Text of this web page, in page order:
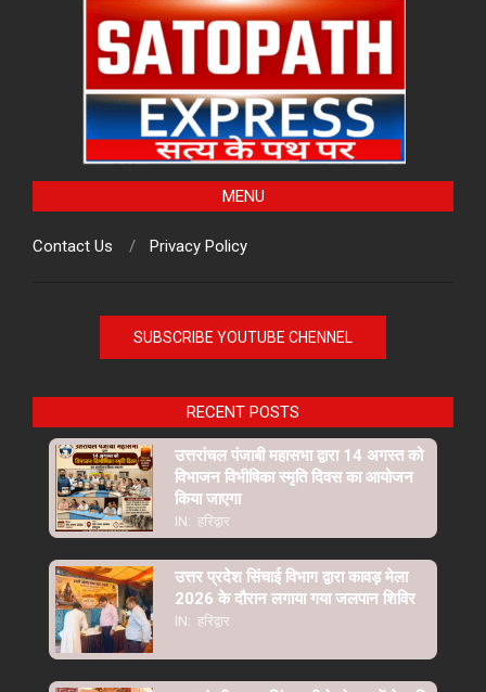
MENU
Contact Us Privacy Policy
SUBSCRIBE YOUTUBE CHENNEL
RECENT POSTS
उत्तरांचल पंजाबी महासभा द्वारा 14 अगस्त को
विभाजन विभीषिका स्मृति दिवस का आयोजन
किया जाएगा
IN: हरिद्वार
उत्तर प्रदेश सिंचाई विभाग द्वारा कावड़ मेला
2026 के दौरान लगाया गया जलपान शिविर
IN: हरिद्वार